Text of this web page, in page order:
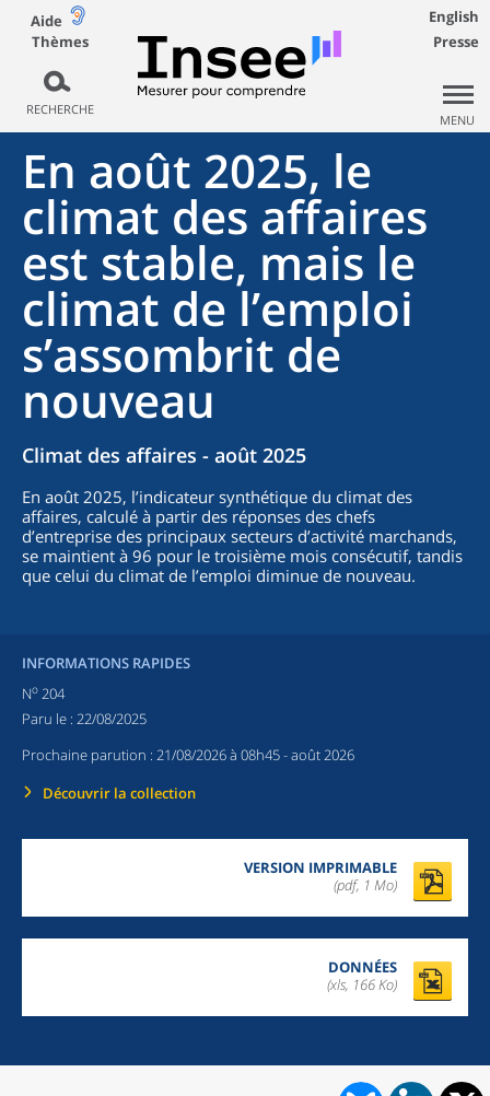
Aide
Thèmes
RECHERCHE
English
Presse
MENU
En août 2025, le
climat des affaires
est stable, mais le
climat de l’emploi
s’assombrit de
nouveau
Climat des affaires - août 2025
En août 2025, l’indicateur synthétique du climat des
affaires, calculé à partir des réponses des chefs
d’entreprise des principaux secteurs d’activité marchands,
se maintient à 96 pour le troisième mois consécutif, tandis
que celui du climat de l’emploi diminue de nouveau.
INFORMATIONS RAPIDES
No 204
Paru le : 22/08/2025
Prochaine parution : 21/08/2026 à 08h45- août 2026
Découvrir la collection
VERSION IMPRIMABLE
(pdf, 1 Mo)
DONNÉES
(xls, 166 Ko)